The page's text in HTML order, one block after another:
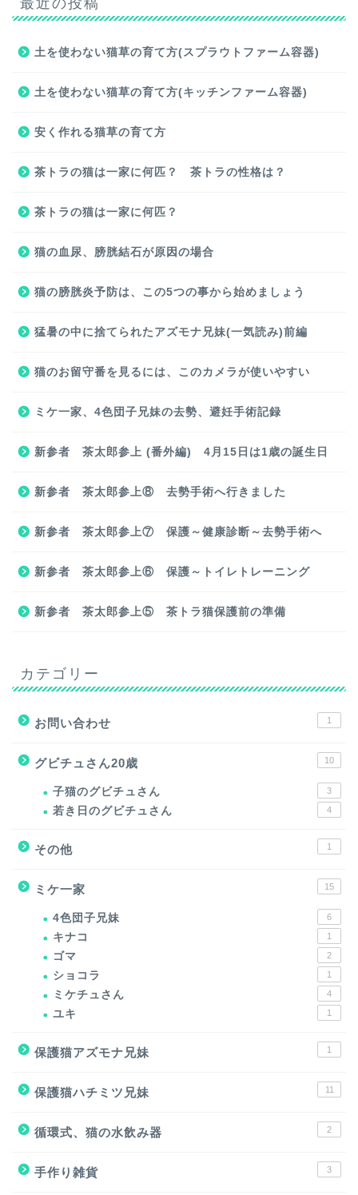
土を使わない猫草の育て方(スプラウトファーム容器)
土を使わない猫草の育て方(キッチンファーム容器)
安く作れる猫草の育て方
茶トラの猫は一家に何匹？ 茶トラの性格は？
茶トラの猫は一家に何匹？
猫の血尿、膀胱結石が原因の場合
猫の膀胱炎予防は、この5つの事から始めましょう
猛暑の中に捨てられたアズモナ兄妹(一気読み)前編
猫のお留守番を見るには、このカメラが使いやすい
ミケ一家、4色団子兄妹の去勢、避妊手術記録
新参者 茶太郎参上 (番外編) 4月15日は1歳の誕生日
新参者 茶太郎参上⑧ 去勢手術へ行きました
新参者 茶太郎参上⑦ 保護～健康診断～去勢手術へ
新参者 茶太郎参上⑥ 保護～トイレトレーニング
新参者 茶太郎参上⑤ 茶トラ猫保護前の準備
カテゴリー
お問い合わせ 1
グビチュさん20歳 10
子猫のグビチュさん 3
若き日のグビチュさん 4
その他 1
ミケ一家 15
4色団子兄妹 6
キナコ 1
ゴマ 2
ショコラ 1
ミケチュさん 4
ユキ 1
保護猫アズモナ兄妹 1
保護猫ハチミツ兄妹 11
循環式、猫の水飲み器 2
手作り雑貨 3